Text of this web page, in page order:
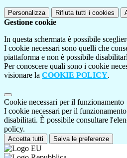
Personalizza Rifiuta tutti i cookies
Gestione cookie
In questa schermata è possibile
I cookie necessari sono quelli che
piattaforma e non è possibile
Per conoscere quali sono i cookie
visionare la COOKIE POLICY.
Cookie necessari per il funzionamento
I cookie necessari per il
disabilitati. È possibile consultare
policy.
Accetta tutti Salva le preferenze